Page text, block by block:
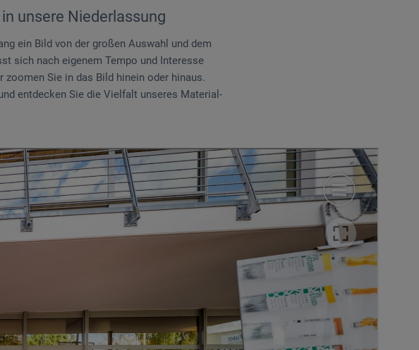
unsere Niederlassung
ein Bild von der großen Auswahl und dem
sich nach eigenem Tempo und Interesse
Sie in das Bild hinein oder hinaus.
entdecken Sie die Vielfalt unseres Material-